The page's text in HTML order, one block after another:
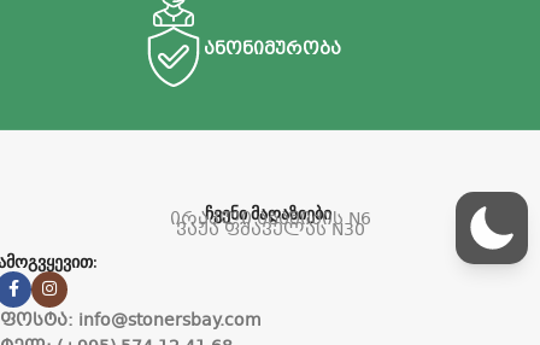
ანონიმურობა
ჩვენი მაღაზიები
ირაკლი აბაშიძის N6
ვაჟა ფშაველას N30
ფოსტა: info@stonersbay.com